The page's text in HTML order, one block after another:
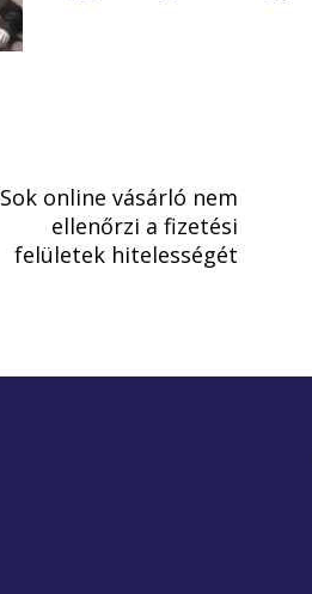
Sok online vásárló nem
ellenőrzi a fizetési
felületek hitelességét